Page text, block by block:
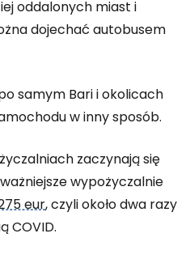
oddalonych miast i
dojechać autobusem
samym Bari i okolicach
w inny sposób.
zaczynają się
wypożyczalnie
eur, czyli około dwa razy
COVID.